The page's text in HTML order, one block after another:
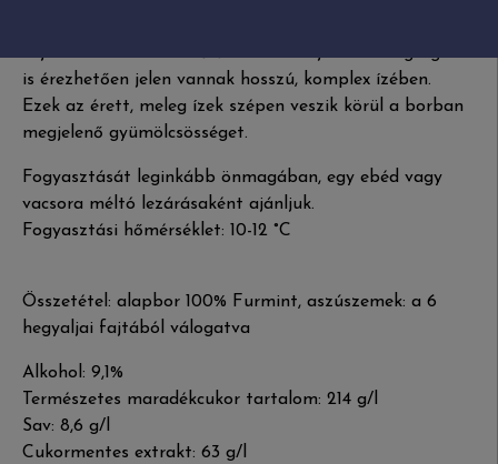
évjárat és a Szarvas dűlő löszös talajának melegsége
is érezhetően jelen vannak hosszú, komplex ízében.
Ezek az érett, meleg ízek szépen veszik körül a borban
megjelenő gyümölcsösséget.
Fogyasztását leginkább önmagában, egy ebéd vagy
vacsora méltó lezárásaként ajánljuk.
Fogyasztási hőmérséklet: 10-12 °C
Összetétel: alapbor 100% Furmint, aszúszemek: a 6
hegyaljai fajtából válogatva
Alkohol: 9,1%
Természetes maradékcukor tartalom: 214 g/l
Sav: 8,6 g/l
Cukormentes extrakt: 63 g/l